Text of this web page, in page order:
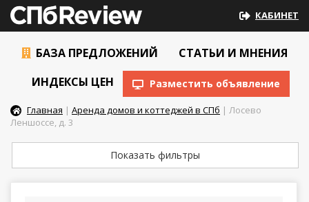
КАБИНЕТ
БАЗА ПРЕДЛОЖЕНИЙ
СТАТЬИ И МНЕНИЯ
ИНДЕКСЫ ЦЕН
Разместить объявление
Главная | Аренда домов и коттеджей в СПб | Лосево
Леншоссе, д. 3
Показать фильтры